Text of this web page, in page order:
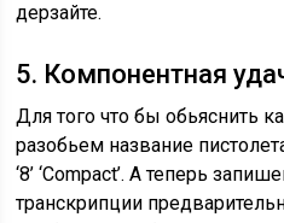
дерзайте.
5. Компонентная
Для того что бы обьяснить
разобьем название
‘8’ ‘Compact’. А теперь
транскрипции